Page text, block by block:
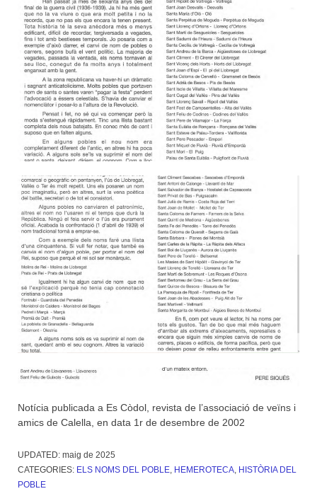
Notícia publicada a Es Còdol, revista de l’associació de veïns i
amics de Calella, en data 1r de desembre de 2002
UPDATED: maig de 2025
CATEGORIES: ELS NOMS DEL POBLE HEMEROTECA HISTÒRIA DEL
POBLE